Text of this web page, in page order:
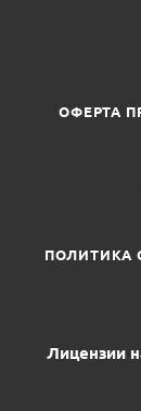
ОФЕРТА
ПОЛИТИКА
Лицензии